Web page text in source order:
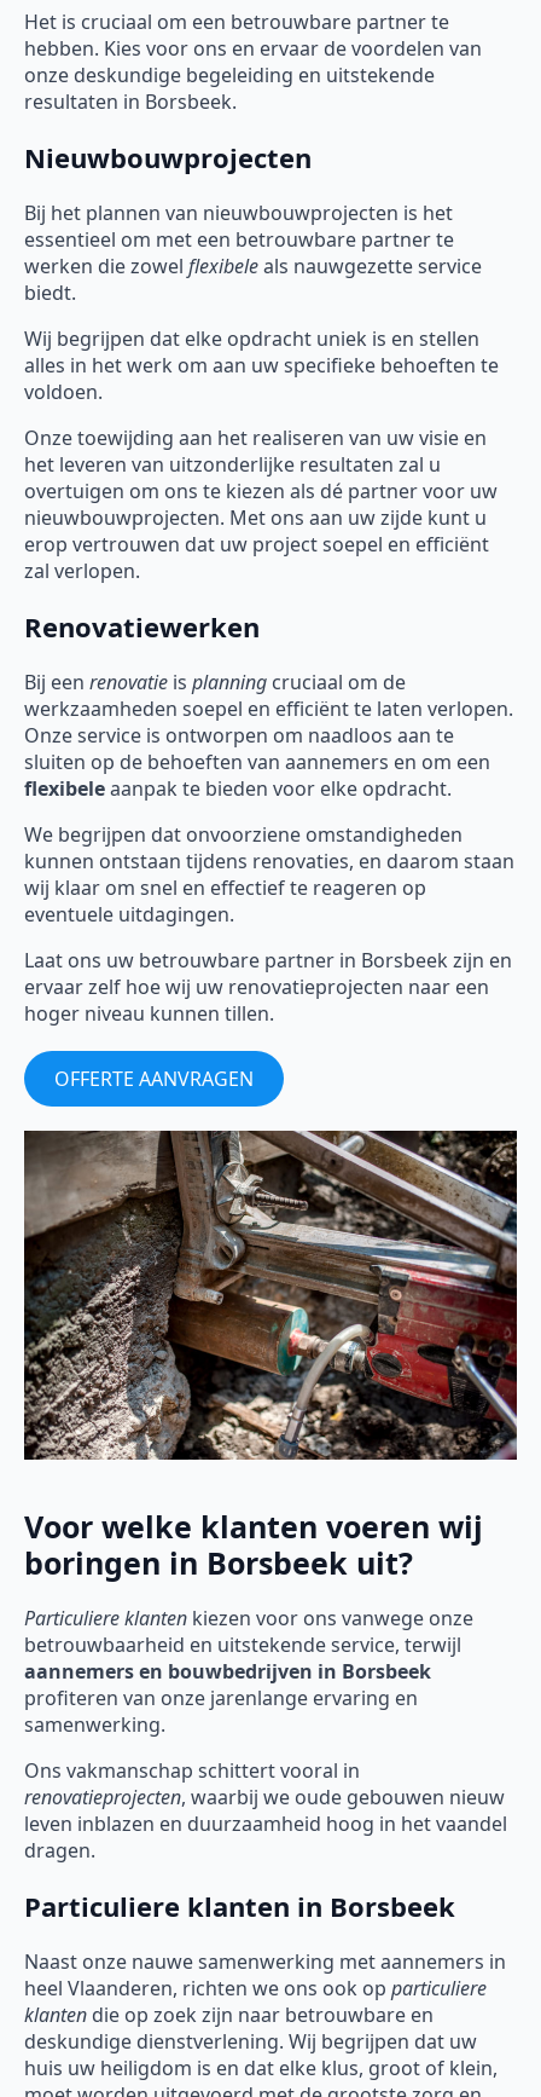
Het is cruciaal om een betrouwbare partner te
hebben. Kies voor ons en ervaar de voordelen van
onze deskundige begeleiding en uitstekende
resultaten in Borsbeek.
Nieuwbouwprojecten
Bij het plannen van nieuwbouwprojecten is het
essentieel om met een betrouwbare partner te
werken die zowel flexibeleals nauwgezette service
biedt.
Wij begrijpen dat elke opdracht uniek is en stellen
alles in het werk om aan uw specifieke behoeften te
voldoen.
Onze toewijding aan het realiseren van uw visie en
het leveren van uitzonderlijke resultaten zal u
overtuigen om ons te kiezen als dé partner voor uw
nieuwbouwprojecten. Met ons aan uw zijde kunt u
erop vertrouwen dat uw project soepel en efficiënt
zal verlopen.
Renovatiewerken
Bij een renovatie is planning cruciaal om de
werkzaamheden soepel en efficiënt te laten verlopen.
Onze service is ontworpen om naadloos aan te
sluiten op de behoeften van aannemers en om een
flexibeleaanpak te bieden voor elke opdracht.
We begrijpen dat onvoorziene omstandigheden
kunnen ontstaan tijdens renovaties, en daarom staan
wij klaar om snel en effectief te reageren op
eventuele uitdagingen.
Laat ons uw betrouwbare partner in Borsbeek zijn en
ervaar zelf hoe wij uw renovatieprojecten naar een
hoger niveau kunnen tillen.
OFFERTE AANVRAGEN
Voor welke klanten voeren wij
boringen in Borsbeek uit?
Particuliere klanten kiezen voor ons vanwege onze
betrouwbaarheid en uitstekende service, terwijl
aannemers en bouwbedrijven in Borsbeek
profiteren van onze jarenlange ervaring en
samenwerking.
Ons vakmanschap schittert vooral in
renovatieprojecten, waarbij we oude gebouwen nieuw
leven inblazen en duurzaamheid hoog in het vaandel
dragen.
Particuliere klanten in Borsbeek
Naast onze nauwe samenwerking met aannemers in
heel Vlaanderen, richten we ons ook op particuliere
klanten die op zoek zijn naar betrouwbare en
deskundige dienstverlening. Wij begrijpen dat uw
huis uw heiligdom is en dat elke klus, groot of klein,